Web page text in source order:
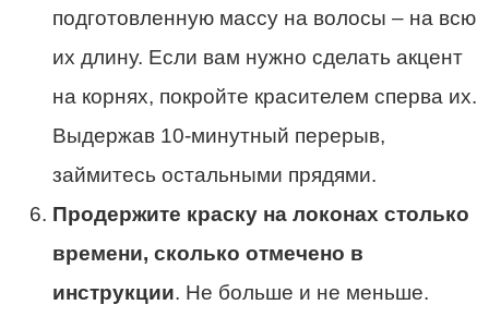
подготовленную массу на волосы – на всю
их длину. Если вам нужно сделать акцент
на корнях, покройте красителем сперва их.
Выдержав 10-минутный перерыв,
займитесь остальными прядями.
Продержите краску на локонах столько
времени, сколько отмечено в
инструкции. Не больше и не меньше.